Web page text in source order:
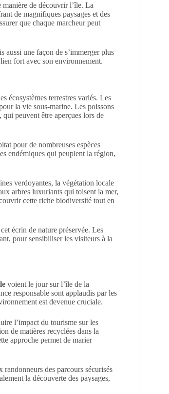
de découvrir l’île. La
de magnifiques paysages et des
que chaque marcheur peut
aussi une façon de s’immerger plus
fort avec son environnement.
écosystèmes terrestres variés. Les
la vie sous-marine. Les poissons
qui peuvent être aperçues lors de
pour de nombreuses espèces
endémiques qui peuplent la région,
verdoyantes, la végétation locale
arbres luxuriants qui toisent la mer,
cette riche biodiversité tout en
écrin de nature préservée. Les
pour sensibiliser les visiteurs à la
voient le jour sur l’île de la
responsable sont applaudis par les
est devenue cruciale.
l’impact du tourisme sur les
de matières recyclées dans la
approche permet de marier
des parcours sécurisés
la découverte des paysages,